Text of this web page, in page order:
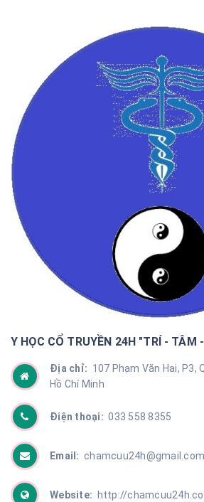
Y HỌC CỔ TRUYỀN 24H "TRÍ - TÂM
Địa chỉ: 107 Phạm Văn Hai, P3,
Hồ Chí Minh
Điện thoại:033 558 8355
Email: chamcuu24h@gmail.com
Website: http://